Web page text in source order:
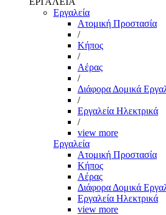
Εργαλεία
Aτομική Προστασία
/
Kήπος
/
Αέρας
/
Διάφορα Δομικά
/
Εργαλεία Ηλεκτρικά
/
view more
Εργαλεία
Aτομική Προστασία
Kήπος
Αέρας
Διάφορα Δομικά
Εργαλεία Ηλεκτρικά
view more